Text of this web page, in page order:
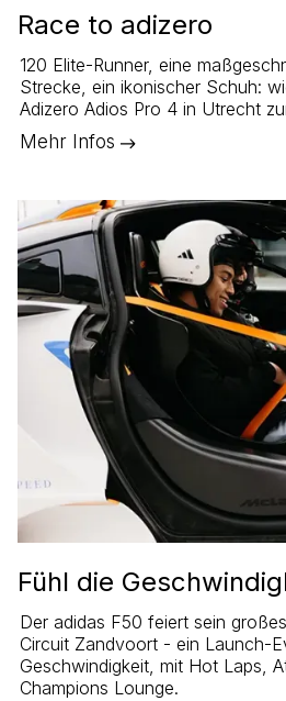
Race to adizero
120 Elite-Runner, eine
Strecke, ein ikonischer Schuh:
Adizero Adios Pro 4 in Utrecht
Mehr Infos
Fühl die
Der adidas F50 feiert sein
Circuit Zandvoort - ein Launch-
Geschwindigkeit, mit Hot Laps,
Champions Lounge.